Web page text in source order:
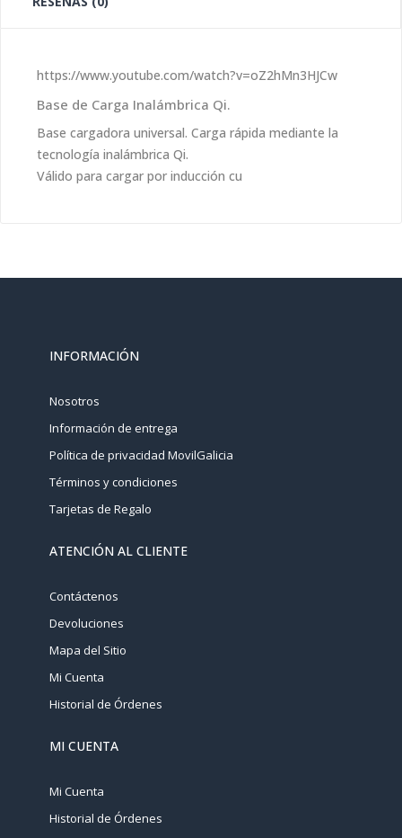
https://www.youtube.com/watch?v=oZ2hMn3HJCw
Base de Carga Inalámbrica Qi.
Base cargadora universal. Carga rápida mediante la
tecnología inalámbrica Qi.
Válido para cargar por inducción cu
INFORMACIÓN
Nosotros
Información de entrega
Política de privacidad MovilGalicia
Términos y condiciones
Tarjetas de Regalo
ATENCIÓN AL CLIENTE
Contáctenos
Devoluciones
Mapa del Sitio
Mi Cuenta
Historial de Órdenes
MI CUENTA
Mi Cuenta
Historial de Órdenes